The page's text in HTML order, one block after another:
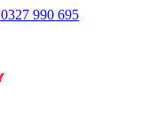
990 695